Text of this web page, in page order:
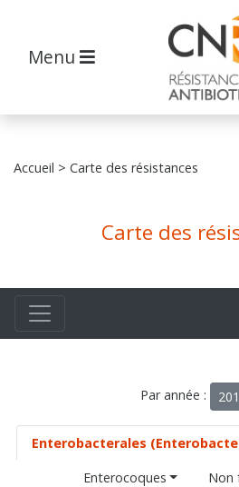
Menu
Accueil > Carte des résistances
Carte des
Par année :
Enterobacterales
Enterocoques
Non